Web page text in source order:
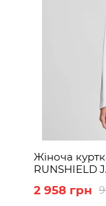
Жіноча
RUNSHIELD
2 958 грн